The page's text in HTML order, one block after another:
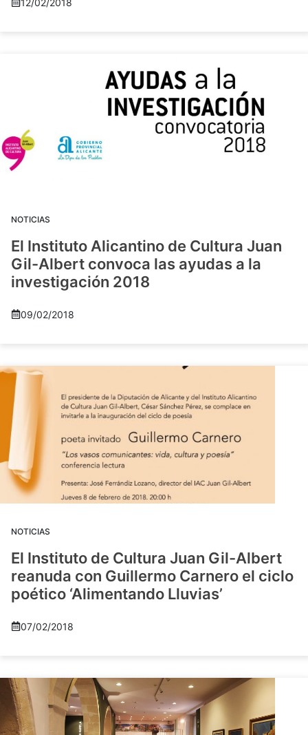
NOTICIAS
El Instituto Alicantino de Cultura Juan
Gil-Albert convoca las ayudas a la
investigación 2018
09/02/2018
NOTICIAS
El Instituto de Cultura Juan Gil-Albert
reanuda con Guillermo Carnero el ciclo
poético ‘Alimentando Lluvias’
07/02/2018